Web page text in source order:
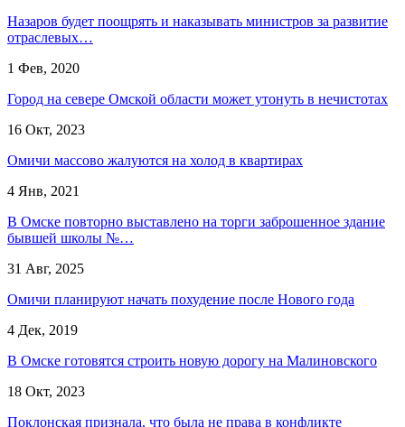
Назаров будет поощрять и наказывать министров за развитие
отраслевых…
1 Фев, 2020
Город на севере Омской области может утонуть в нечистотах
16 Окт, 2023
Омичи массово жалуются на холод в квартирах
4 Янв, 2021
В Омске повторно выставлено на торги заброшенное здание
бывшей школы №…
31 Авг, 2025
Омичи планируют начать похудение после Нового года
4 Дек, 2019
В Омске готовятся строить новую дорогу на Малиновского
18 Окт, 2023
Поклонская признала, что была не права в конфликте